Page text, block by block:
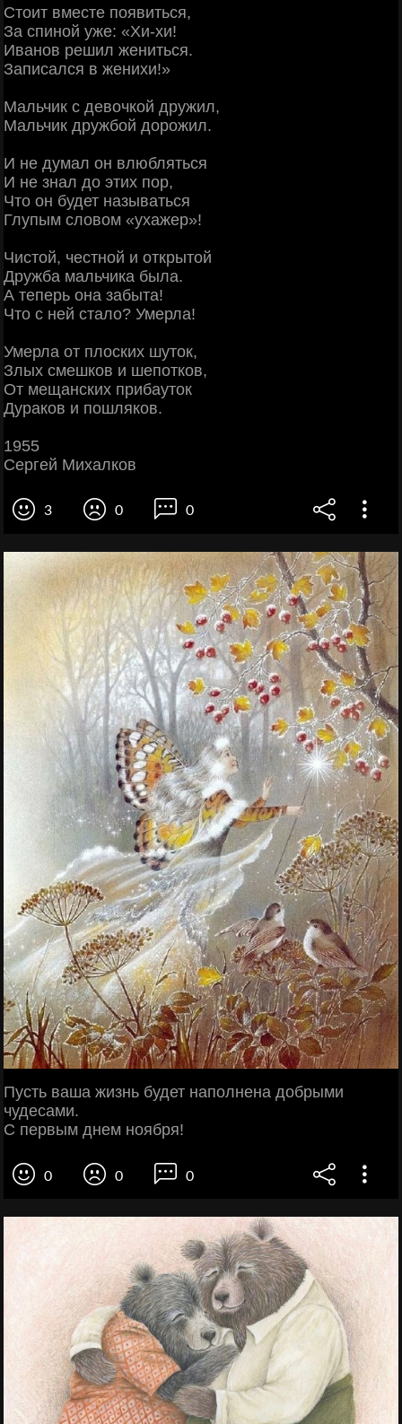
Стоит вместе появиться,
За спиной уже: «Хи-хи!
Иванов решил жениться.
Записался в женихи!»
Мальчик с девочкой дружил,
Мальчик дружбой дорожил.
И не думал он влюбляться
И не знал до этих пор,
Что он будет называться
Глупым словом «ухажер»!
Чистой, честной и открытой
Дружба мальчика была.
А теперь она забыта!
Что с ней стало? Умерла!
Умерла от плоских шуток,
Злых смешков и шепотков,
От мещанских прибауток
Дураков и пошляков.
1955
Сергей Михалков
3 0 0
Пусть ваша жизнь будет наполнена добрыми
чудесами.
С первым днем ноября!
0 0 0